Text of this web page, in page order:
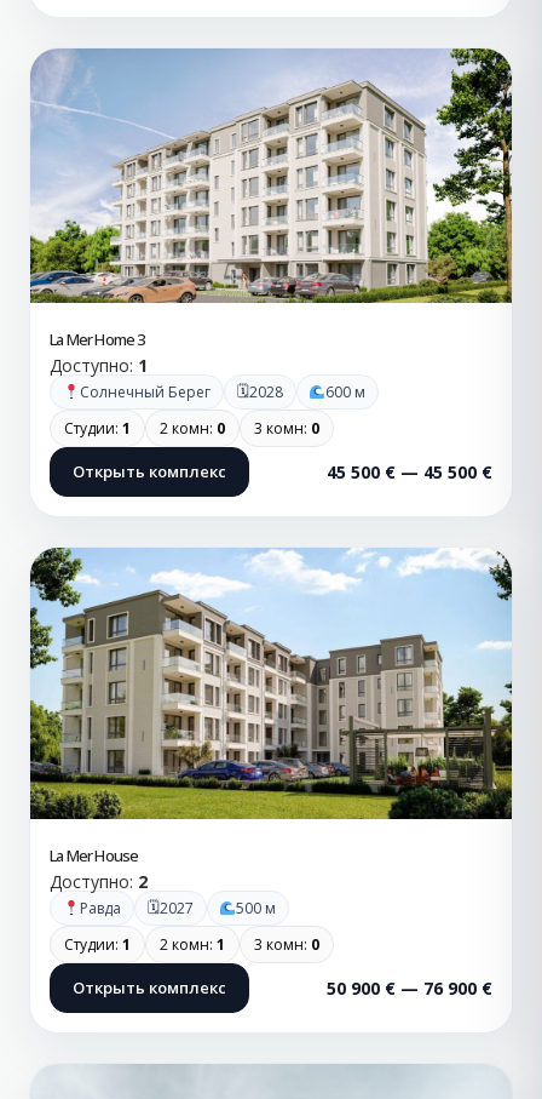
La Mer Home 3
Доступно: 1
Солнечный Берег 🗓2028
600 м
Студии: 1 2 комн: 0 3 комн: 0
Открыть комплекс 45 500 € — 45 500 €
La Mer House
Доступно: 2
Равда 🗓2027
500 м
Студии: 1 2 комн: 1 3 комн: 0
Открыть комплекс 50 900 € — 76 900 €